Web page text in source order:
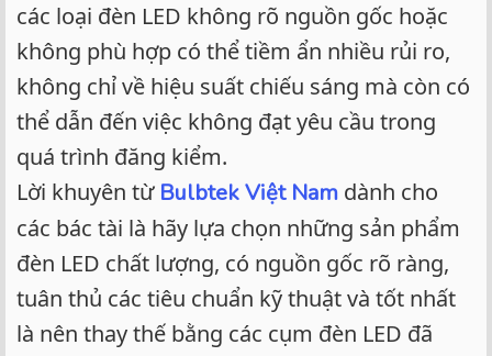
các loại đèn LED không rõ nguồn gốc hoặc
không phù hợp có thể tiềm ẩn nhiều rủi ro,
không chỉ về hiệu suất chiếu sáng mà còn có
thể dẫn đến việc không đạt yêu cầu trong
quá trình đăng kiểm.
Lời khuyên từ Bulbtek Việt Nam dành cho
các bác tài là hãy lựa chọn những sản phẩm
đèn LED chất lượng, có nguồn gốc rõ ràng,
tuân thủ các tiêu chuẩn kỹ thuật và tốt nhất
là nên thay thế bằng các cụm đèn LED đã